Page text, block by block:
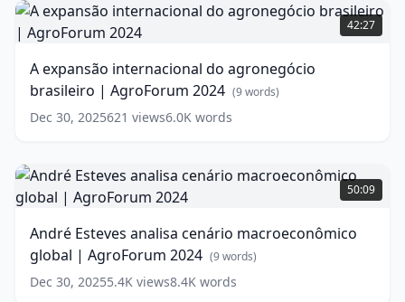
agronegócio
|
2024 (14
words)
expansão
internacional
agronegócio
brasileiro
|
AgroForum
words)
42:27
A expansão internacional do agronegócio
brasileiro | AgroForum 2024 (9words)
Dec 30, 2025621 views6.0K words
André
Esteves
analisa
macroeconômico
global
|
AgroForum
50:09
André Esteves analisa cenário macroeconômico
global | AgroForum 2024 (9words)
Dec 30, 20255.4K views8.4K words